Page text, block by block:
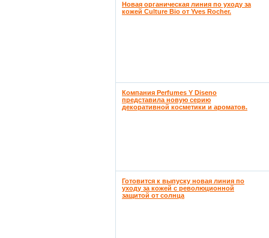
Новая органическая линия по уходу за
кожей Culture Bio от Yves Rocher.
Компания Perfumes Y Diseno
представила новую серию
декоративной косметики и ароматов.
Готовится к выпуску новая линия по
уходу за кожей с революционной
защитой от солнца